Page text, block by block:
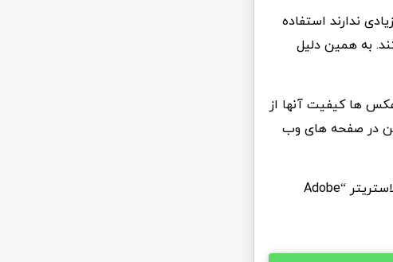
ندارند استفاده
به همین دلیل
ها کیفیت آنها از
در صفحه های وب
بیشتر تصاویر برداری توسط برنامه هایی مانند کورل دراو “CorelDraw” یا ادوبی ایلاستریتر “Adobe